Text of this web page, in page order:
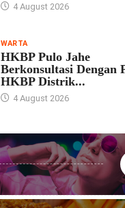
4 August 2026
WARTA
HKBP Pulo Jahe
Berkonsultasi Dengan
HKBP Distrik...
4 August 2026